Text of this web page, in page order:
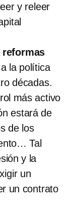
y releer
reformas
la política
décadas.
más activo
estará de
de los
Tal
y la
un
un contrato